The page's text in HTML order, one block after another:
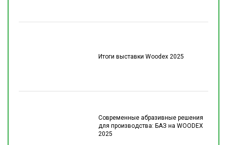
Итоги выставки Woodex 2025
Современные абразивные решения
для производства: БАЗ на WOODEX
2025